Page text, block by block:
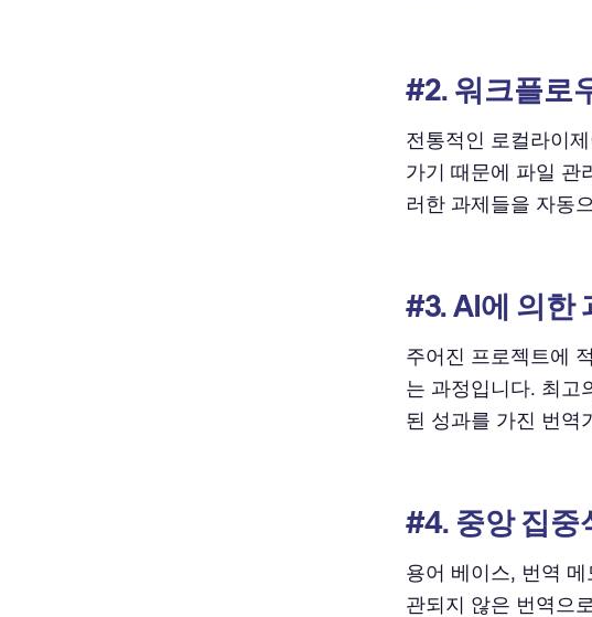
#2. 워크플로
전통적인 로컬라이
가기 때문에 파일 관
러한 과제들을 자동
#3. AI에 의한
주어진 프로젝트에
는 과정입니다. 최고
된 성과를 가진 번역
#4. 중앙 집중
용어 베이스, 번역
관되지 않은 번역으